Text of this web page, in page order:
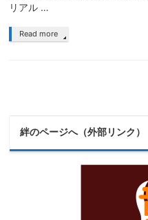
リアル …
Read more
絆のページへ（外部リンク）